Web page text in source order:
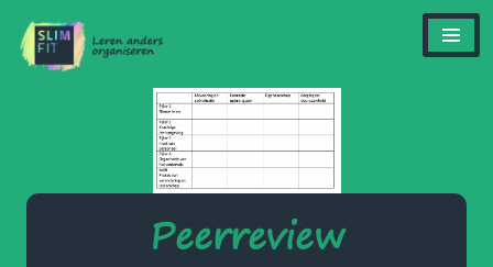
Peerreview